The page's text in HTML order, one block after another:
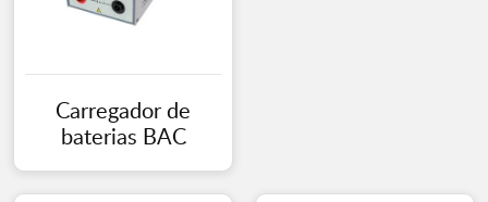
Carregador de
baterias BAC